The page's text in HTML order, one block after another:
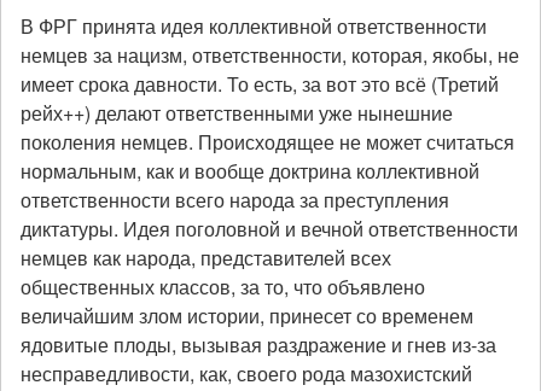
В ФРГ принята идея коллективной ответственности
немцев за нацизм, ответственности, которая, якобы, не
имеет срока давности. То есть, за вот это всё (Третий
рейх++) делают ответственными уже нынешние
поколения немцев. Происходящее не может считаться
нормальным, как и вообще доктрина коллективной
ответственности всего народа за преступления
диктатуры. Идея поголовной и вечной ответственности
немцев как народа, представителей всех
общественных классов, за то, что объявлено
величайшим злом истории, принесет со временем
ядовитые плоды, вызывая раздражение и гнев из-за
несправедливости, как, своего рода мазохистский